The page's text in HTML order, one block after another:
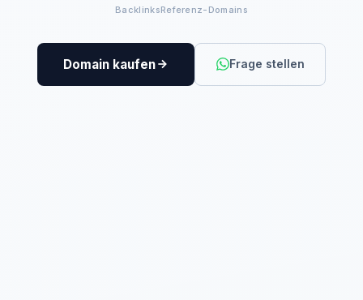
BacklinksReferenz-Domains
Domain kaufen Frage stellen